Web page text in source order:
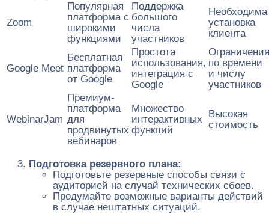
Zoom
Популярная
платформа с
широкими
функциями
Поддержка
большого
числа
участников
Необходима
установка
клиента
Google Meet
Бесплатная
платформа
от Google
Простота
использования,
интеграция с
Google
Ограничения
по времени
и числу
участников
WebinarJam
Премиум-
платформа
для
продвинутых
вебинаров
Множество
интерактивных
функций
Высокая
стоимость
Подготовка резервного плана:
Подготовьте резервные способы связи с
аудиторией на случай технических сбоев.
Продумайте возможные варианты действий
в случае нештатных ситуаций.